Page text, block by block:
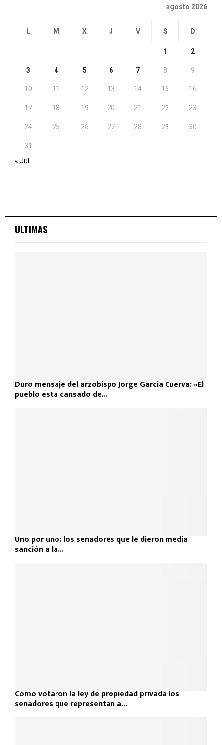
agosto 2026
L M X J V S D
1 2
3 4 5 6 7 8 9
10 11 12 13 14 15 16
17 18 19 20 21 22 23
24 25 26 27 28 29 30
31
« Jul
ULTIMAS
Duro mensaje del arzobispo Jorge García Cuerva: «El
pueblo está cansado de...
Uno por uno: los senadores que le dieron media
sanción a la...
Cómo votaron la ley de propiedad privada los
senadores que representan a...